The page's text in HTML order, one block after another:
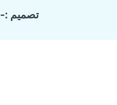
تصميم :- monaelsayed